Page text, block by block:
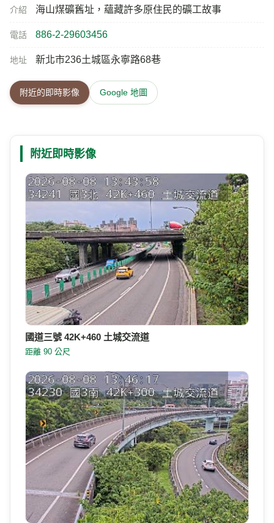
介紹 海山煤礦舊址，蘊藏許多原住民的礦工故事
電話 886-2-29603456
地址 新北市236土城區永寧路68巷
附近的即時影像 Google 地圖
附近即時影像
國道三號 42K+460 土城交流道
距離 90 公尺